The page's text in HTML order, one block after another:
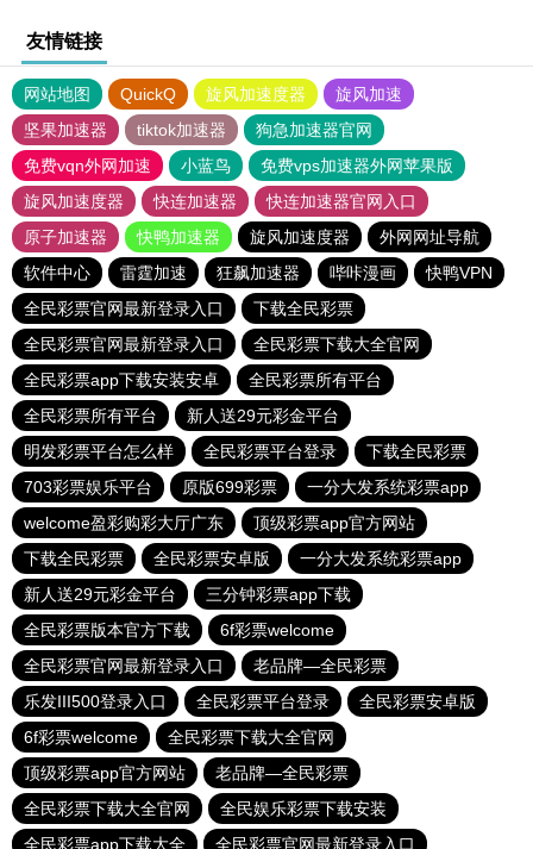
友情链接
网站地图 QuickQ 旋风加速度器
旋风加速
坚果加速器
tiktok加速器
狗急加速器官网
免费vqn外网加速
小蓝鸟
免费vps加速器外网苹果版
旋风加速度器
快连加速器
快连加速器官网入口
原子加速器
快鸭加速器 旋风加速度器
外网网址导航
软件中心
雷霆加速 狂飙加速器 哔咔漫画
快鸭VPN
全民彩票官网最新登录入口
下载全民彩票
全民彩票官网最新登录入口
全民彩票下载大全官网
全民彩票app下载安装安卓
全民彩票所有平台
全民彩票所有平台
新人送29元彩金平台
明发彩票平台怎么样
全民彩票平台登录
下载全民彩票
703彩票娱乐平台
原版699彩票
一分大发系统彩票app
welcome盈彩购彩大厅广东
顶级彩票app官方网站
下载全民彩票
全民彩票安卓版
一分大发系统彩票app
新人送29元彩金平台
三分钟彩票app下载
全民彩票版本官方下载
6f彩票welcome
全民彩票官网最新登录入口
老品牌—全民彩票
乐发III500登录入口
全民彩票平台登录
全民彩票安卓版
6f彩票welcome
全民彩票下载大全官网
顶级彩票app官方网站
老品牌—全民彩票
全民彩票下载大全官网
全民娱乐彩票下载安装
全民彩票app下载大全
全民彩票官网最新登录入口